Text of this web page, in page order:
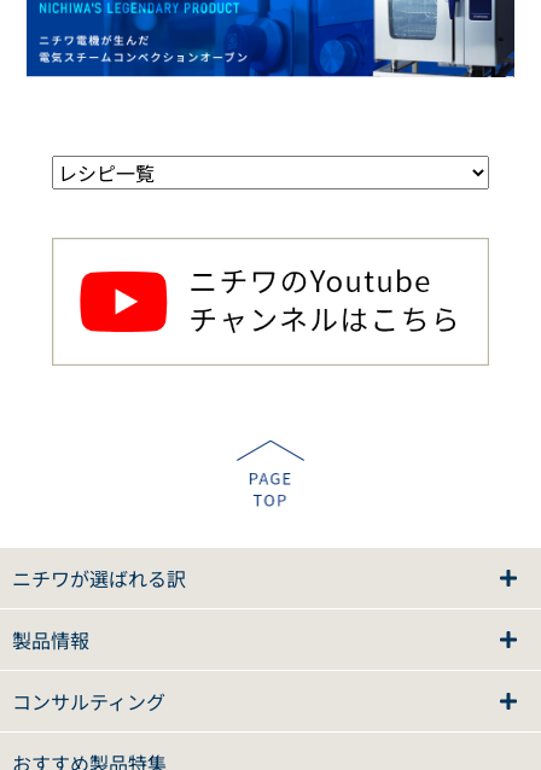
ニチワが選ばれる訳
製品情報
コンサルティング
おすすめ製品特集